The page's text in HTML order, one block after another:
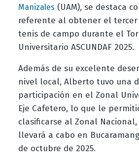
Manizales (UAM), se destaca
referente al obtener el tercer
tenis de campo durante el
Universitario ASCUNDAF 2025.
Además de su excelente
nivel local, Alberto tuvo una
participación en el Zonal
Eje Cafetero, lo que le
clasificarse al Zonal Nacional,
llevará a cabo en
de octubre de 2025.